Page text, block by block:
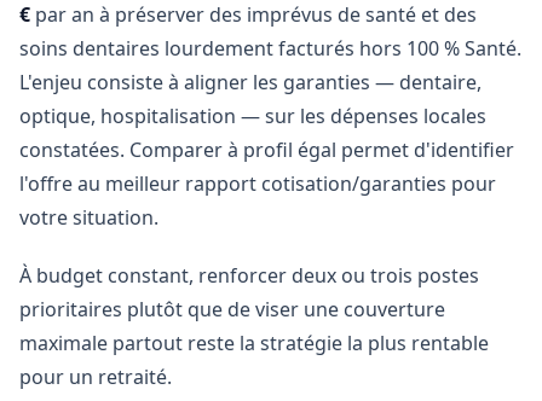
€ par an à préserver des imprévus de santé et des
soins dentaires lourdement facturés hors 100 % Santé.
L'enjeu consiste à aligner les garanties — dentaire,
optique, hospitalisation — sur les dépenses locales
constatées. Comparer à profil égal permet d'identifier
l'offre au meilleur rapport cotisation/garanties pour
votre situation.
À budget constant, renforcer deux ou trois postes
prioritaires plutôt que de viser une couverture
maximale partout reste la stratégie la plus rentable
pour un retraité.